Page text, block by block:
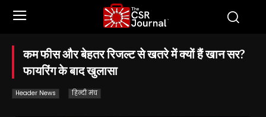
कम फीस और बेहतर रिजल्ट से खतरे में क्यों हैं खान सर?
फायरिंग के बाद खुलासा
Header News हिन्दी मंच